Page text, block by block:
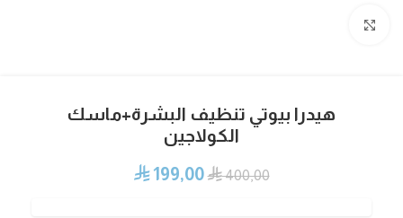
هيدرا بيوتي تنظيف البشرة+ماسك
الكولاجين
⃁400,00
⃁199,00